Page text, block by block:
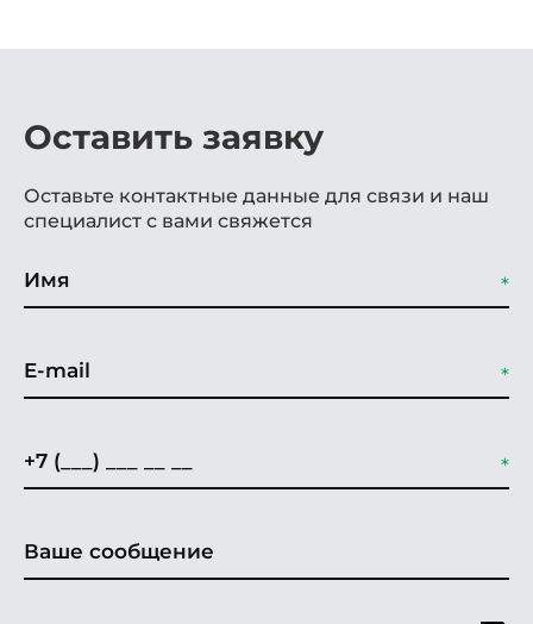
Оставить заявку
Оставьте контактные данные для связи и наш
специалист с вами свяжется